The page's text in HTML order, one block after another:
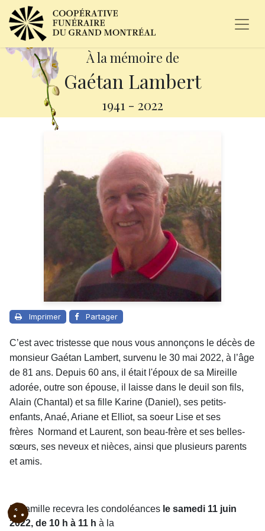
À la mémoire de
Gaétan Lambert
1941 - 2022
Imprimer Partager
C’est avec tristesse que nous vous annonçons le décès de
monsieur Gaétan Lambert, survenu le 30 mai 2022, à l’âge
de 81 ans. Depuis 60 ans, il était l'époux de sa Mireille
adorée, outre son épouse, il laisse dans le deuil son fils,
Alain (Chantal) et sa fille Karine (Daniel), ses petits-
enfants, Anaé, Ariane et Elliot, sa soeur Lise et ses
frères Normand et Laurent, son beau-frère et ses belles-
sœurs, ses neveux et nièces, ainsi que plusieurs parents
et amis.
La famille recevra les condoléances le samedi 11 juin
2022, de 10 h à 11 h à la